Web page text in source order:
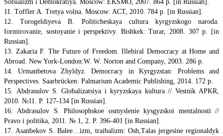
Sotsializm i Demokratiya. Мoscow: EKSMO, 2007. 864 p. [in Russian].
11. Тoffler A. Tretya volna. Moscow: ACT, 2010. 784 p. [in Russian].
12. Тorogeldiyeva B. Politicheskaya cultura kyrgyzskogo naroda:
formirovanie, sostoyanie i perspektivy. Bishkek: Тurar, 2008. 307 p. [in
Russian].
13. Zakaria F. The Future of Freedom. Illebiral Democracy at Home and
Abroad. New York-London:W. W. Norton and Company, 2003. 286 p.
14. Urmanbetova Zhyldyz. Democracy in Kyrgyzstan: Problems and
Perspectives. Saarbrücken: Palmarium Academic Publishing, 2014. 172 p.
15. Аbdrasulov S. Globalizatsiya i kyryzskaya kultura // Vestnik APKR,
2010. №11. P. 127-134 [in Russian].
16. Аbdrasulov S. Philosophskoe osmyslenie kysgyzskoi mentalnosti //
Pravo i politika, 2011. № 1, 2. P. 396-401 [in Russian].
17. Аsanbekov S. Balee…izm, traibalizm: Оsh,Тalas jergesine regionaldyk